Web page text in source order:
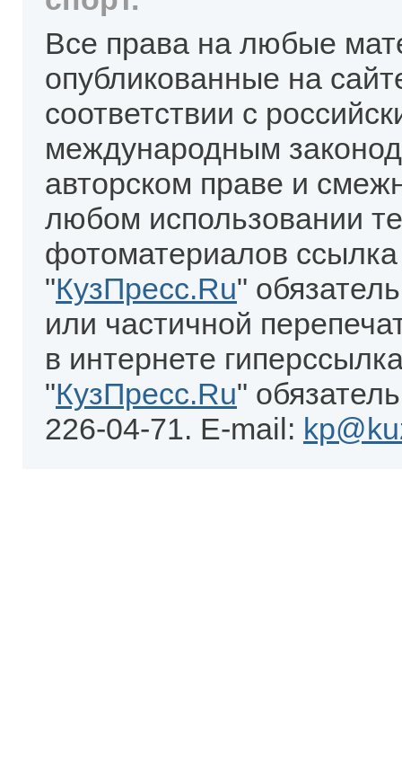
Все права на любые
опубликованные на
соответствии с
международным
авторском праве и
любом использовании
фотоматериалов
"КузПресс.Ru"
или частичной
в интернете
"КузПресс.Ru"
226-04-71. E-mail: